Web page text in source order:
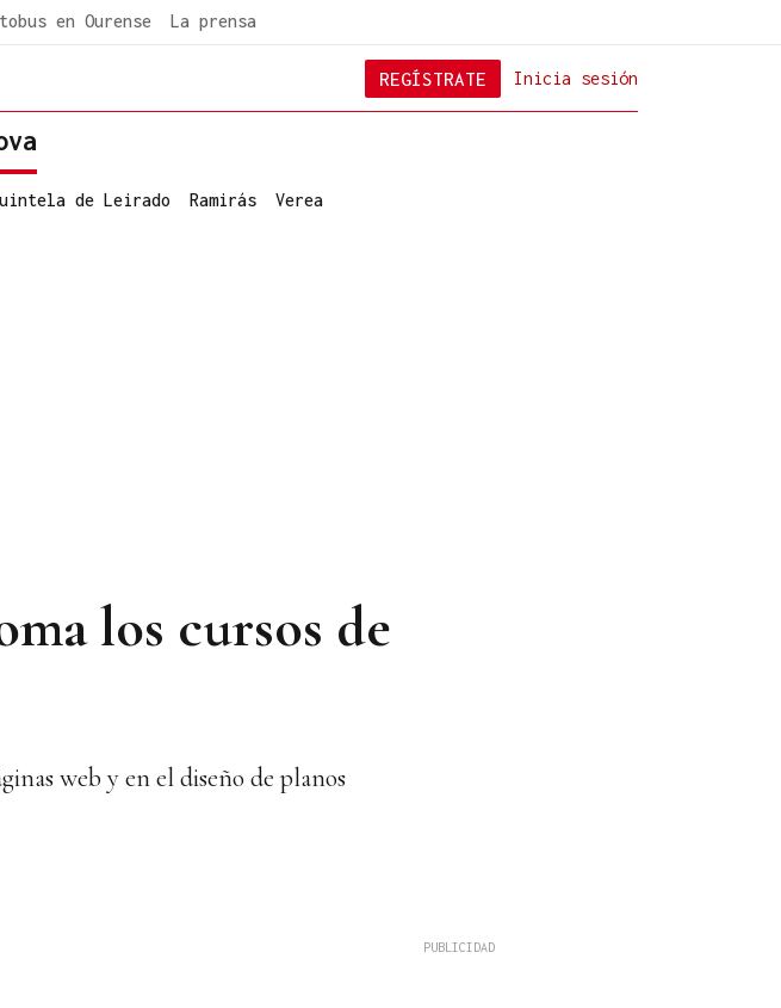
en Ourense La prensa
Inicia sesión
REGÍSTRATE
de Leirado Ramirás Verea
los cursos de
web y en el diseño de planos